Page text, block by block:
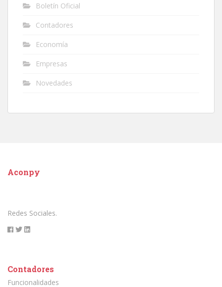
Boletín Oficial
Contadores
Economía
Empresas
Novedades
Aconpy
Redes Sociales.
Contadores
Funcionalidades